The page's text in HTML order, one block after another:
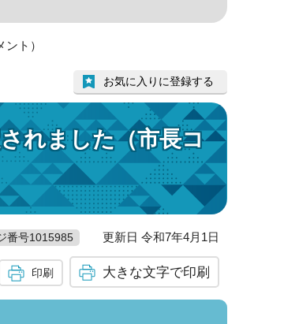
ト）
れました（市長コ
お気に入りに登録する
番号1015985 更新日 令和7年4月1日
印刷 大きな文字で印刷